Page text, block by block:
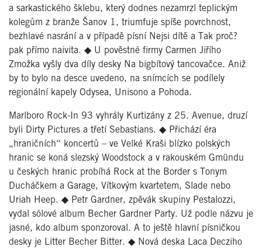
a sarkastického šklebu, který dodnes nezamrzl teplickým
kolegům z branže Šanov 1, triumfuje spíše povrchnost,
bezhlavé nasrání a v případě písní Nejsi dítě a Tak proč?
pak přímo naivita. ◆ U pověstné firmy Carmen Jiřího
Zmožka vyšly dva díly desky Na bigbítový tancovačce. Aniž
by to bylo na desce uvedeno, na snímcích se podílely
regionální kapely Odysea, Unisono a Pohoda.
Marlboro Rock-In 93 vyhrály Kurtizány z 25. Avenue, druzí
byli Dirty Pictures a třetí Sebastians. ◆ Přichází éra
„hraničních“ koncertů – ve Velké Kraši blízko polských
hranic se koná slezský Woodstock a v rakouském Gmündu
u českých hranic probíhá Rock at the Border s Tonym
Ducháčkem a Garage, Vítkovým kvartetem, Slade nebo
Uriah Heep. ◆ Petr Gardner, zpěvák skupiny Pestalozzi,
vydal sólové album Becher Gardner Party. Už podle názvu je
jasné, kdo album sponzoroval. A to ještě hlavní písničkou
desky je Litter Becher Bitter. ◆ Nová deska Laca Decziho